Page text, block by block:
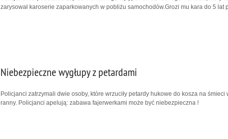
zarysował karoserie zaparkowanych w pobliżu samochodów.Grozi mu kara do 5 lat
Niebezpieczne wygłupy z petardami
Policjanci zatrzymali dwie osoby, które wrzuciły petardy hukowe do kosza na
ranny. Policjanci apelują: zabawa fajerwerkami może być niebezpieczna !